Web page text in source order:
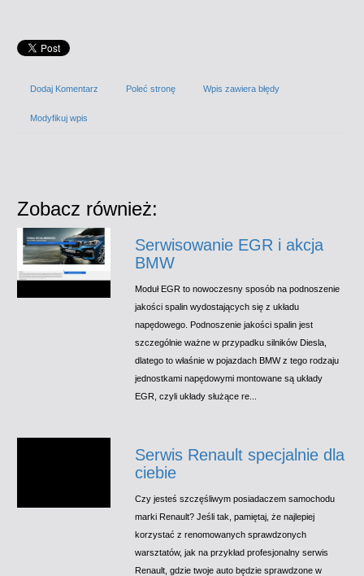
Dodaj Komentarz Poleć stronę Wpis zawiera błędy
Modyfikuj wpis
Zobacz również:
Serwisowanie EGR i akcja
BMW
Moduł EGR to nowoczesny sposób na podnoszenie
jakości spalin wydostających się z układu
napędowego. Podnoszenie jakości spalin jest
szczególnie ważne w przypadku silników Diesla,
dlatego to właśnie w pojazdach BMW z tego rodzaju
jednostkami napędowymi montowane są układy
EGR, czyli układy służące re...
Serwis Renault specjalnie dla
ciebie
Czy jesteś szczęśliwym posiadaczem samochodu
marki Renault? Jeśli tak, pamiętaj, że najlepiej
korzystać z renomowanych sprawdzonych
warsztatów, jak na przykład profesjonalny serwis
Renault, gdzie twoje auto będzie sprawdzone w